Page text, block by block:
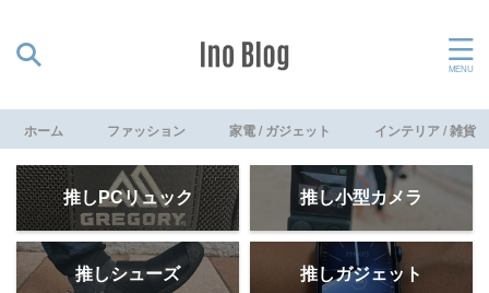
ホーム ファッション 家電 / ガジェット インテリア / 雑貨
推しPCリュック 推し小型カメラ
推しシューズ 推しガジェット